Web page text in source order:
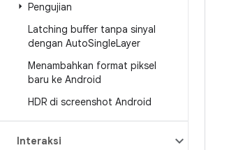
Pengujian
Latching buffer tanpa sinyal
dengan AutoSingleLayer
Menambahkan format piksel
baru ke Android
HDR di screenshot Android
Interaksi